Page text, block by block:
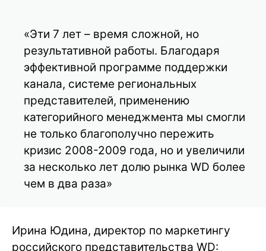
«Эти 7 лет – время сложной, но
результативной работы. Благодаря
эффективной программе поддержки
канала, системе региональных
представителей, применению
категорийного менеджмента мы смогли
не только благополучно пережить
кризис 2008-2009 года, но и увеличили
за несколько лет долю рынка WD более
чем в два раза»
Ирина Юдина, директор по маркетингу
российского представительства WD: